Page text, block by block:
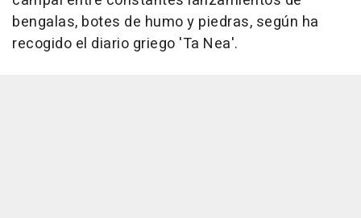
bengalas, botes de humo y piedras, según ha
recogido el diario griego 'Ta Nea'.